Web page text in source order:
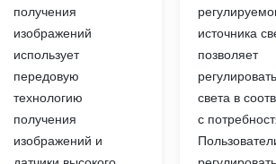
получения
изображений
использует
передовую
технологию
получения
изображений и
источника
позволяет
света в
с